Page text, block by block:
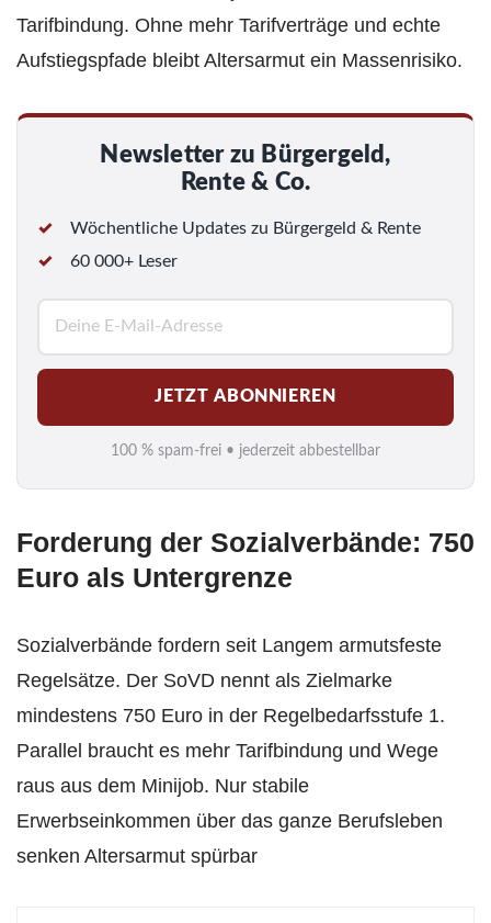
Tarifbindung. Ohne mehr Tarifverträge und echte
Aufstiegspfade bleibt Altersarmut ein Massenrisiko.
Newsletter zu Bürgergeld,
Rente & Co.
Wöchentliche Updates zu Bürgergeld & Rente
60 000+ Leser
M
a
i
l
*
JETZT ABONNIEREN
100 % spam-frei • jederzeit abbestellbar
Forderung der Sozialverbände: 750
Euro als Untergrenze
Sozialverbände fordern seit Langem armutsfeste
Regelsätze. Der SoVD nennt als Zielmarke
mindestens 750 Euro in der Regelbedarfsstufe 1.
Parallel braucht es mehr Tarifbindung und Wege
raus aus dem Minijob. Nur stabile
Erwerbseinkommen über das ganze Berufsleben
senken Altersarmut spürbar